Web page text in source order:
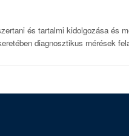
és tartalmi kidolgozása
diagnosztikus mérések